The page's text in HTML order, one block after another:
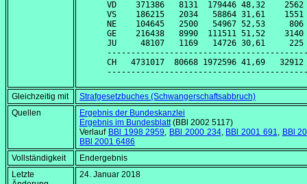
VD    371386   8131  179446 48,32
VS    186215   2034   58864 31,61
NE    104645   2500   54967 52,53
GE    216438   8990  111511 51,52
JU     48107   1169   14726 30,61
CH   4731017  80668 1972596 41,69
Gleichzeitig mit
Strafgesetzbuches (Schwangerschaftsabbruch)
Quellen
Ergebnis der Bundeskanzlei
Ergebnis im Bundesblatt(BBl 2002 5117)
Verlauf BBl 1998 2959, BBl 2000 234, BBl 2001 691, BBl
BBl 2001 6486
Vollständigkeit
Endergebnis
Letzte
24. Januar 2018